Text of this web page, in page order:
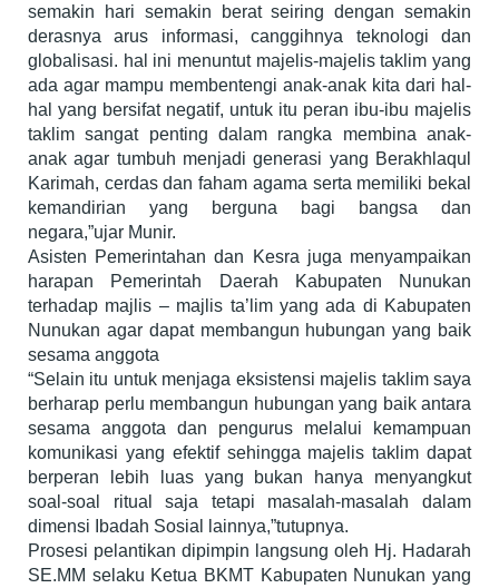
semakin hari semakin berat seiring dengan semakin
derasnya arus informasi, canggihnya teknologi dan
globalisasi. hal ini menuntut majelis-majelis taklim yang
ada agar mampu membentengi anak-anak kita dari hal-
hal yang bersifat negatif, untuk itu peran ibu-ibu majelis
taklim sangat penting dalam rangka membina anak-
anak agar tumbuh menjadi generasi yang Berakhlaqul
Karimah, cerdas dan faham agama serta memiliki bekal
kemandirian yang berguna bagi bangsa dan
negara,”ujar Munir.
Asisten Pemerintahan dan Kesra juga menyampaikan
harapan Pemerintah Daerah Kabupaten Nunukan
terhadap majlis – majlis ta’lim yang ada di Kabupaten
Nunukan agar dapat membangun hubungan yang baik
sesama anggota
“Selain itu untuk menjaga eksistensi majelis taklim saya
berharap perlu membangun hubungan yang baik antara
sesama anggota dan pengurus melalui kemampuan
komunikasi yang efektif sehingga majelis taklim dapat
berperan lebih luas yang bukan hanya menyangkut
soal-soal ritual saja tetapi masalah-masalah dalam
dimensi Ibadah Sosial lainnya,”tutupnya.
Prosesi pelantikan dipimpin langsung oleh Hj. Hadarah
SE.MM selaku Ketua BKMT Kabupaten Nunukan yang